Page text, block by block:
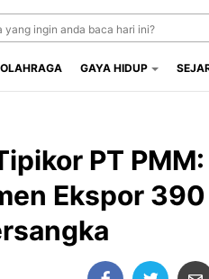
OLAHRAGA GAYA HIDUP
PT
Ekspor 390